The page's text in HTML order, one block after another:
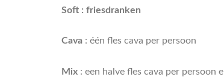
Soft : friesdranken
Cava : één fles cava per persoon
Mix : een halve fles cava per persoon